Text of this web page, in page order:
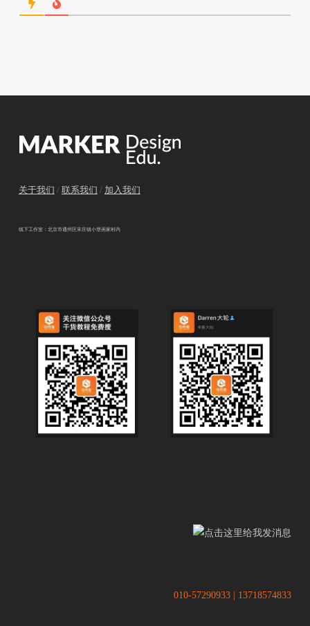
关于我们 / 联系我们 / 加入我们
线下工作室：北京市通州区宋庄镇小堡画家村内
010-57290933 | 13718574833